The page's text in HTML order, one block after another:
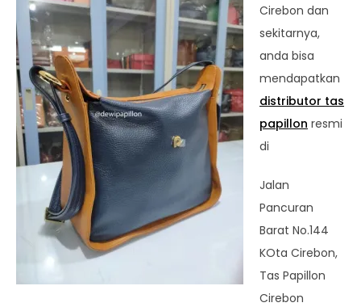
Cirebon dan
sekitarnya,
anda bisa
mendapatkan
distributor tas
papillon resmi
di
Jalan
Pancuran
Barat No.144
KOta Cirebon,
Tas Papillon
Cirebon